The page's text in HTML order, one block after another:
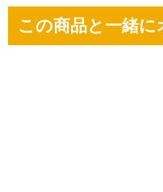
この商品と一緒